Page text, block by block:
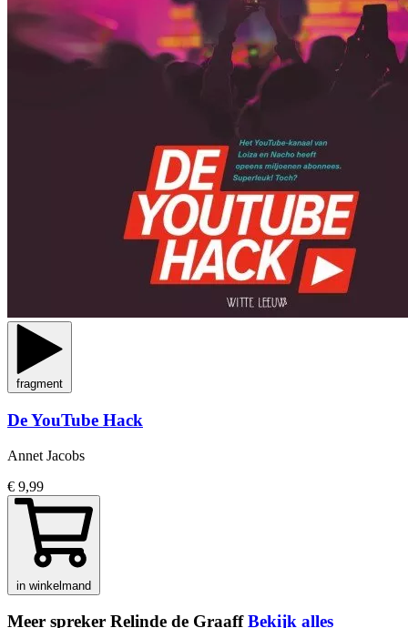
fragment
De YouTube Hack
Annet Jacobs
€ 9,99
in winkelmand
Meer spreker Relinde de GraaffBekijk alles